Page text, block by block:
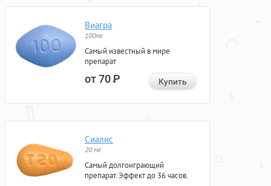
Виагра
100мг
Самый известный в мире
препарат
от 70Р Купить
Сиалис
20 мг
Самый долгоиграющий
препарат. Эффект до 36 часов.